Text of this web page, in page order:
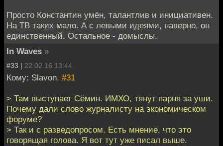
Просто Константин умён, талантлив и инициативен.
На ТВ таких мало. А с левыми идеями, наверно, он
единственный. Остальное - домыслы.
In Waves »
#33 | 22.02.16 13:44
Кому: Slavon, #31
> Там выступает Сёмин. ИМХО, тянут парня за уши.
Почему дали слово журналисту на экономическом
форуме?
> Так и с разведопросом. Есть мнение, что это
говорящая голова. Я вот тут уже писал выше.